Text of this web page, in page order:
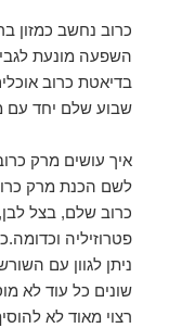
כרוב נחשב כמזון
השפעה מונעת
בדיאטת כרוב
שבוע שלם יחד עם
איך עושים מרק
לשם הכנת מרק
פטרוזיליה
ניתן לגוון עם
שונים כל עוד לא
רצוי מאוד לא